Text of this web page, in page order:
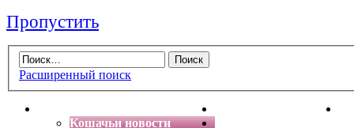
Пропустить
Расширенный поиск
Кошачьи новости
Энциклопедия кошек